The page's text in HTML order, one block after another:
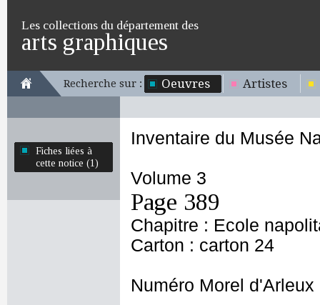
Les collections du département des
arts graphiques
Recherche sur : Oeuvres Artistes
Fiches liées à
cette notice (1)
Inventaire du Musée
Volume 3
Page 389
Chapitre : Ecole
Carton : carton 24
Numéro Morel d'Arleux